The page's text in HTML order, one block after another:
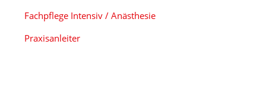
Fachpflege Intensiv / Anästhesie
Praxisanleiter